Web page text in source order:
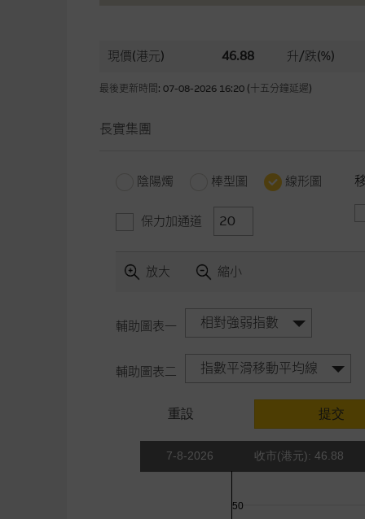
現價(港元) 46.88 升/跌(%)
最後更新時間: 07-08-2026 16:20 (十五分鐘延遲)
長實集團
陰陽燭 棒型圖 線形圖
保力加通道
放大 縮小
輔助圖表一 相對強弱指數
輔助圖表二 指數平滑移動平均線
重設 提交